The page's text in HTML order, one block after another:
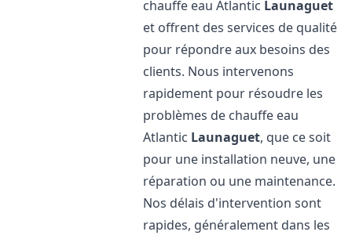
chauffe eau Atlantic Launaguet
et offrent des services de qualité
pour répondre aux besoins des
clients. Nous intervenons
rapidement pour résoudre les
problèmes de chauffe eau
Atlantic Launaguet, que ce soit
pour une installation neuve, une
réparation ou une maintenance.
Nos délais d'intervention sont
rapides, généralement dans les